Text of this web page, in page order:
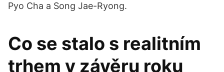
Pyo Cha a Song Jae-Ryong.
Co se stalo s realitním
trhem v závěru roku